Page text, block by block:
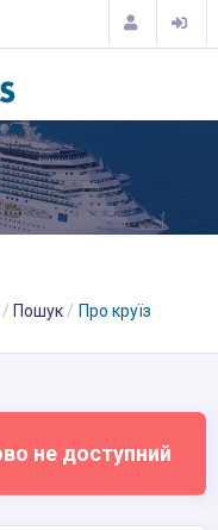
Пошук Про круїз
не доступний